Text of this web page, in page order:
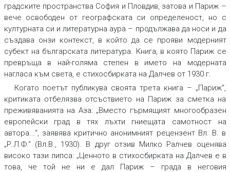
градските пространства София и Пловдив, затова и Париж –
вече освободен от географската си определеност, но с
културната си и литературна аура – продължава да носи и да
създава онзи контекст, в който да се прояви модерният
субект на българската литература. Книга, в която Париж се
превръща в най-голяма степен в името на модерната
нагласа към света, е стихосбирката на Далчев от 1930 г.
Когато поетът публикува своята трета книга – „Париж“,
критиката отбелязва отсъствието на Париж за сметка на
преживяванията на Аза: „Вместо гърмящият многообразен
европейски град в тях лъхти гниещата самотност на
автора...“, заявява критично анонимният рецензент Вл. В. в
„Р.Л.Ф.“ (Вл.В., 1930). В друг отзив Милко Ралчев оценява
високо тази липса: „Ценното в стихосбирката на Далчев е в
това, че той не ни е дал Париж – града в неговия